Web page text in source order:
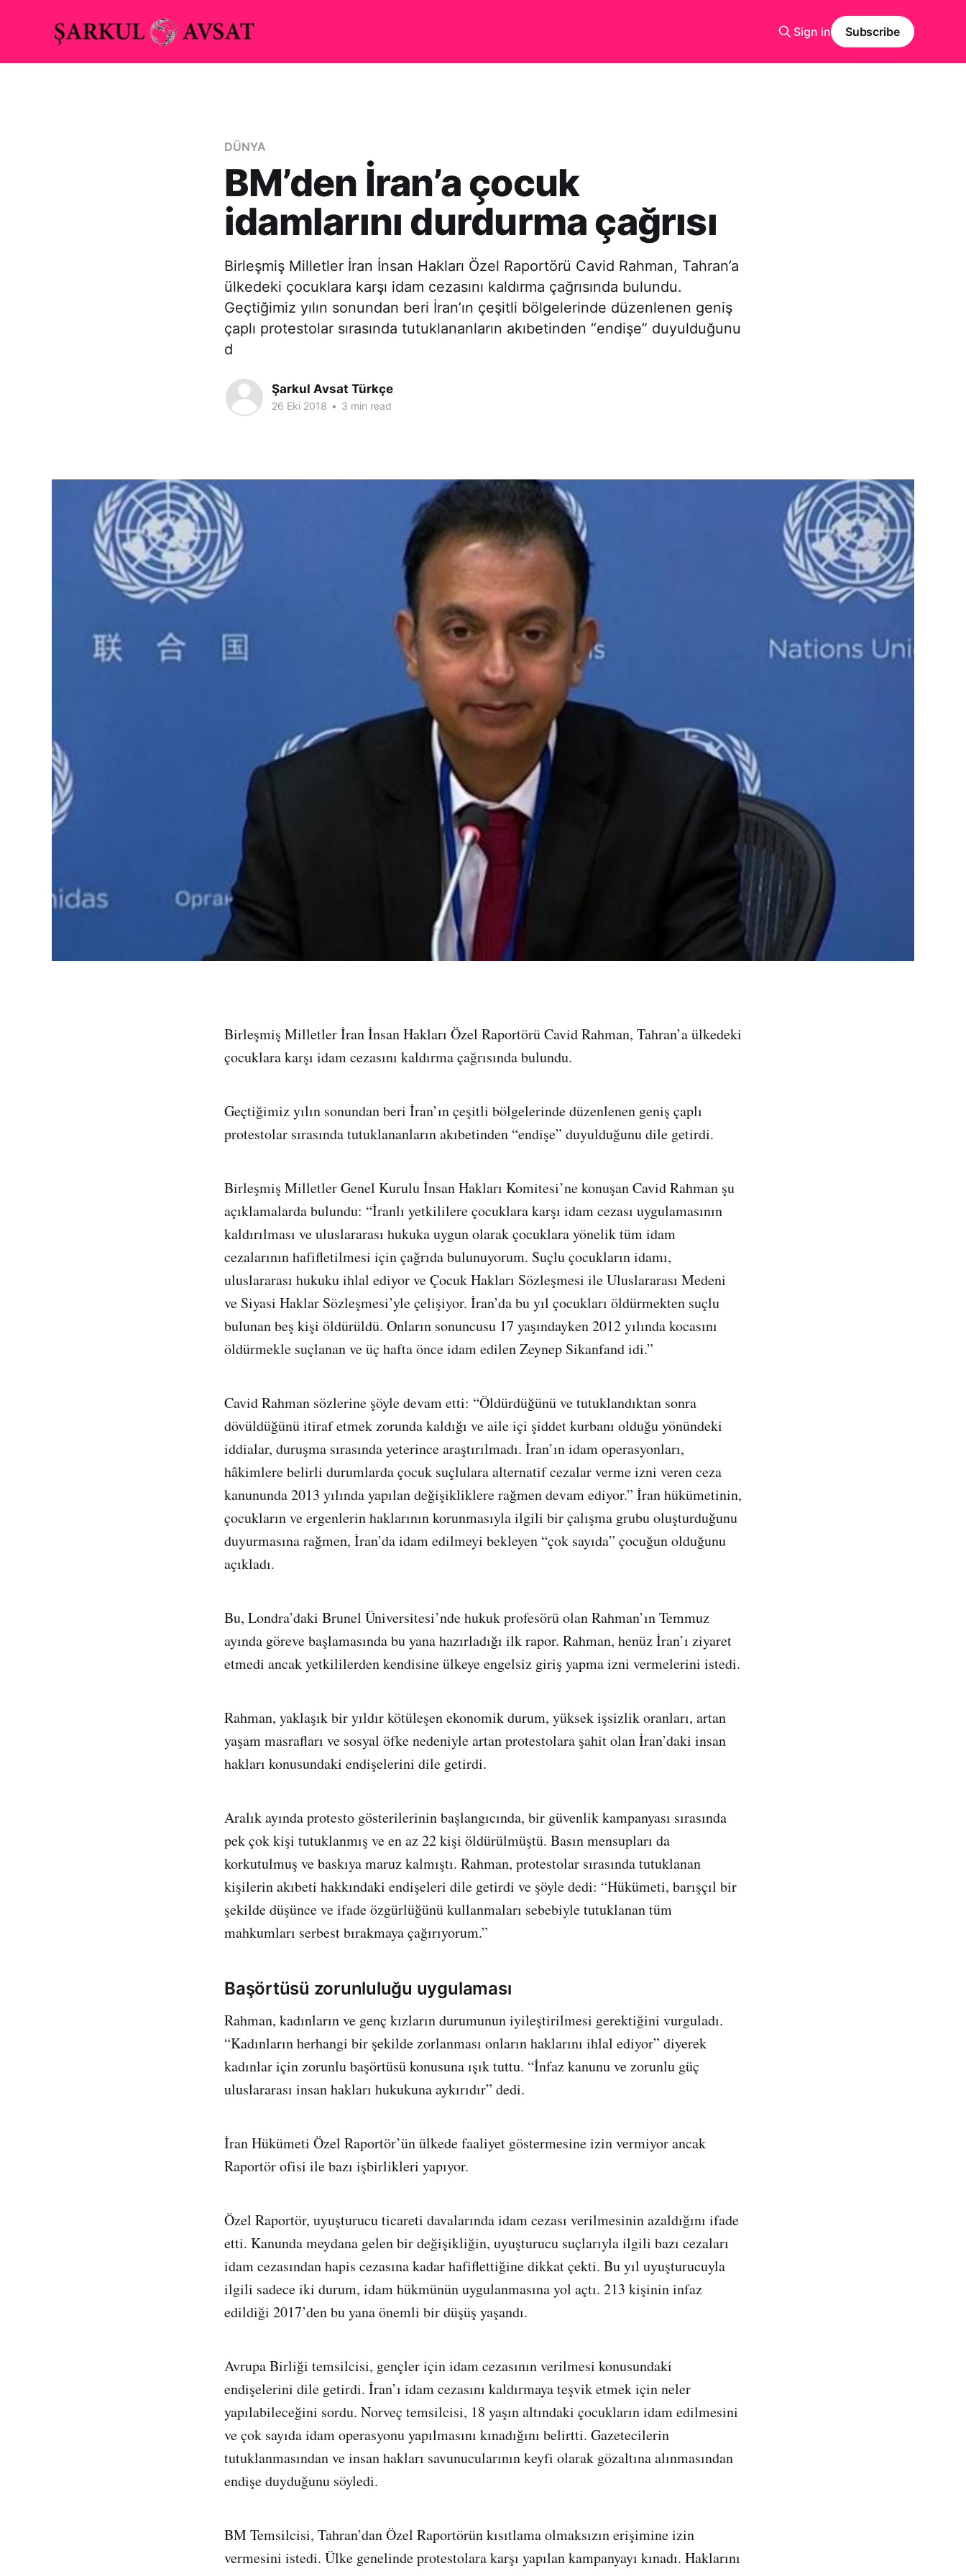
Sign in Subscribe
DÜNYA
BM’den İran’a çocuk
idamlarını durdurma çağrısı
Birleşmiş Milletler İran İnsan Hakları Özel Raportörü Cavid Rahman, Tahran’a
ülkedeki çocuklara karşı idam cezasını kaldırma çağrısında bulundu.
Geçtiğimiz yılın sonundan beri İran’ın çeşitli bölgelerinde düzenlenen geniş
çaplı protestolar sırasında tutuklananların akıbetinden “endişe” duyulduğunu
d
Şarkul Avsat Türkçe
26 Eki 2018 • 3 min read
Birleşmiş Milletler İran İnsan Hakları Özel Raportörü Cavid Rahman, Tahran’a ülkedeki
çocuklara karşı idam cezasını kaldırma çağrısında bulundu.
Geçtiğimiz yılın sonundan beri İran’ın çeşitli bölgelerinde düzenlenen geniş çaplı
protestolar sırasında tutuklananların akıbetinden “endişe” duyulduğunu dile getirdi.
Birleşmiş Milletler Genel Kurulu İnsan Hakları Komitesi’ne konuşan Cavid Rahman şu
açıklamalarda bulundu: “İranlı yetkililere çocuklara karşı idam cezası uygulamasının
kaldırılması ve uluslararası hukuka uygun olarak çocuklara yönelik tüm idam
cezalarının hafifletilmesi için çağrıda bulunuyorum. Suçlu çocukların idamı,
uluslararası hukuku ihlal ediyor ve Çocuk Hakları Sözleşmesi ile Uluslararası Medeni
ve Siyasi Haklar Sözleşmesi’yle çelişiyor. İran’da bu yıl çocukları öldürmekten suçlu
bulunan beş kişi öldürüldü. Onların sonuncusu 17 yaşındayken 2012 yılında kocasını
öldürmekle suçlanan ve üç hafta önce idam edilen Zeynep Sikanfand idi.”
Cavid Rahman sözlerine şöyle devam etti: “Öldürdüğünü ve tutuklandıktan sonra
dövüldüğünü itiraf etmek zorunda kaldığı ve aile içi şiddet kurbanı olduğu yönündeki
iddialar, duruşma sırasında yeterince araştırılmadı. İran’ın idam operasyonları,
hâkimlere belirli durumlarda çocuk suçlulara alternatif cezalar verme izni veren ceza
kanununda 2013 yılında yapılan değişikliklere rağmen devam ediyor.” İran hükümetinin,
çocukların ve ergenlerin haklarının korunmasıyla ilgili bir çalışma grubu oluşturduğunu
duyurmasına rağmen, İran’da idam edilmeyi bekleyen “çok sayıda” çocuğun olduğunu
açıkladı.
Bu, Londra’daki Brunel Üniversitesi’nde hukuk profesörü olan Rahman’ın Temmuz
ayında göreve başlamasında bu yana hazırladığı ilk rapor. Rahman, henüz İran’ı ziyaret
etmedi ancak yetkililerden kendisine ülkeye engelsiz giriş yapma izni vermelerini istedi.
Rahman, yaklaşık bir yıldır kötüleşen ekonomik durum, yüksek işsizlik oranları, artan
yaşam masrafları ve sosyal öfke nedeniyle artan protestolara şahit olan İran’daki insan
hakları konusundaki endişelerini dile getirdi.
Aralık ayında protesto gösterilerinin başlangıcında, bir güvenlik kampanyası sırasında
pek çok kişi tutuklanmış ve en az 22 kişi öldürülmüştü. Basın mensupları da
korkutulmuş ve baskıya maruz kalmıştı. Rahman, protestolar sırasında tutuklanan
kişilerin akıbeti hakkındaki endişeleri dile getirdi ve şöyle dedi: “Hükümeti, barışçıl bir
şekilde düşünce ve ifade özgürlüğünü kullanmaları sebebiyle tutuklanan tüm
mahkumları serbest bırakmaya çağırıyorum.”
Başörtüsü zorunluluğu uygulaması
Rahman, kadınların ve genç kızların durumunun iyileştirilmesi gerektiğini vurguladı.
“Kadınların herhangi bir şekilde zorlanması onların haklarını ihlal ediyor” diyerek
kadınlar için zorunlu başörtüsü konusuna ışık tuttu. “İnfaz kanunu ve zorunlu güç
uluslararası insan hakları hukukuna aykırıdır” dedi.
İran Hükümeti Özel Raportör’ün ülkede faaliyet göstermesine izin vermiyor ancak
Raportör ofisi ile bazı işbirlikleri yapıyor.
Özel Raportör, uyuşturucu ticareti davalarında idam cezası verilmesinin azaldığını ifade
etti. Kanunda meydana gelen bir değişikliğin, uyuşturucu suçlarıyla ilgili bazı cezaları
idam cezasından hapis cezasına kadar hafiflettiğine dikkat çekti. Bu yıl uyuşturucuyla
ilgili sadece iki durum, idam hükmünün uygulanmasına yol açtı. 213 kişinin infaz
edildiği 2017’den bu yana önemli bir düşüş yaşandı.
Avrupa Birliği temsilcisi, gençler için idam cezasının verilmesi konusundaki
endişelerini dile getirdi. İran’ı idam cezasını kaldırmaya teşvik etmek için neler
yapılabileceğini sordu. Norveç temsilcisi, 18 yaşın altındaki çocukların idam edilmesini
ve çok sayıda idam operasyonu yapılmasını kınadığını belirtti. Gazetecilerin
tutuklanmasından ve insan hakları savunucularının keyfi olarak gözaltına alınmasından
endişe duyduğunu söyledi.
BM Temsilcisi, Tahran’dan Özel Raportörün kısıtlama olmaksızın erişimine izin
vermesini istedi. Ülke genelinde protestolara karşı yapılan kampanyayı kınadı. Haklarını